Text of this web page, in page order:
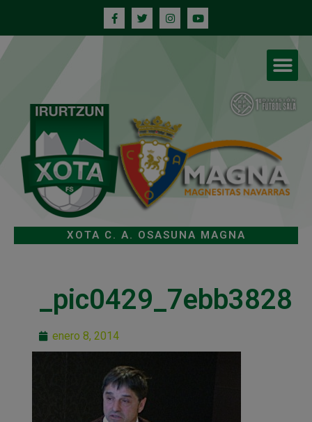
XOTA C. A. OSASUNA MAGNA
_pic0429_7ebb3828
enero 8, 2014